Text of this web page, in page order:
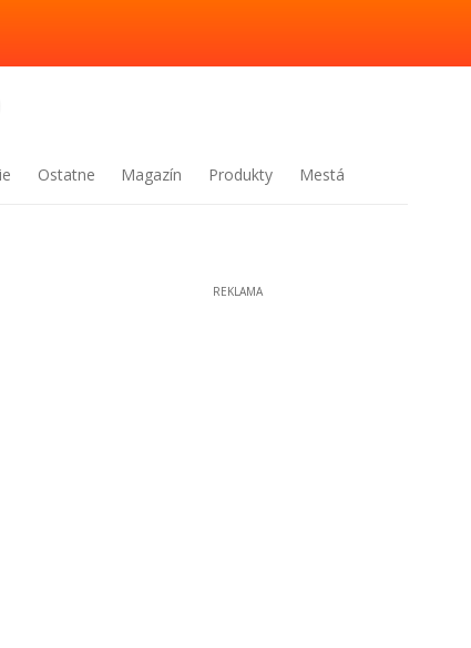
Ostatne Magazín Produkty Mestá
REKLAMA